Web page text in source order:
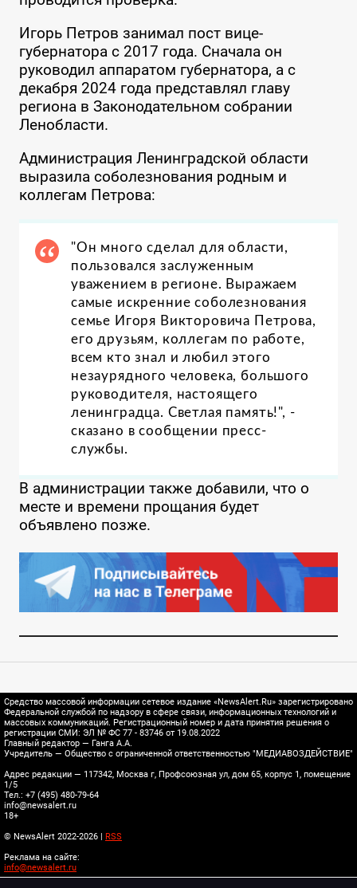
Игорь Петров занимал пост вице-
губернатора с 2017 года. Сначала он
руководил аппаратом губернатора, а с
декабря 2024 года представлял главу
региона в Законодательном собрании
Ленобласти.
Администрация Ленинградской области
выразила соболезнования родным и
коллегам Петрова:
"Он много сделал для области,
пользовался заслуженным
уважением в регионе. Выражаем
самые искренние соболезнования
семье Игоря Викторовича Петрова,
его друзьям, коллегам по работе,
всем кто знал и любил этого
незаурядного человека, большого
руководителя, настоящего
ленинградца. Светлая память!", -
сказано в сообщении пресс-
службы.
В администрации также добавили, что о
месте и времени прощания будет
объявлено позже.
Средство массовой информации сетевое издание «NewsAlert.Ru» зарегистрировано
Федеральной службой по надзору в сфере связи, информационных технологий и
массовых коммуникаций. Регистрационный номер и дата принятия решения о
регистрации СМИ: ЭЛ № ФС 77 - 83746 от 19.08.2022
Главный редактор — Ганга А.А.
Учредитель — Общество с ограниченной ответственностью "МЕДИАВОЗДЕЙСТВИЕ"
Адрес редакции — 117342, Москва г, Профсоюзная ул, дом 65, корпус 1, помещение
1/5
Тел.: +7 (495) 480-79-64
info@newsalert.ru
18+
© NewsAlert 2022-2026 |
RSS
Реклама на сайте:
info@newsalert.ru